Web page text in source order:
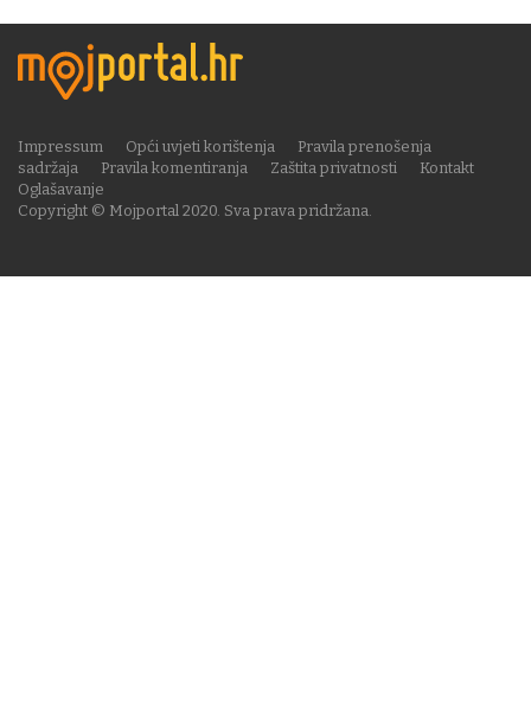
Copyright © Mojportal 2020. Sva prava pridržana.
Impressum Opći uvjeti korištenja
Pravila prenošenja
sadržaja
Pravila komentiranja Zaštita privatnosti
Kontakt
Oglašavanje